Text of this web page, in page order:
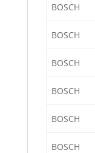
BOSCH
BOSCH
BOSCH
BOSCH
BOSCH
BOSCH